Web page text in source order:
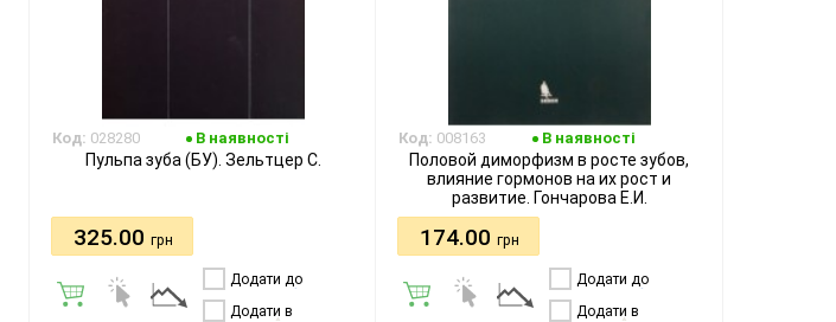
Код: 028280 В наявності
Пульпа зуба (БУ). Зельтцер С.
325.00грн
Додати до
порівняння
Додати в
Код: 008163 В наявності
Половой диморфизм в росте зубов,
влияние гормонов на их рост и
развитие. Гончарова Е.И.
174.00грн
Додати до
порівняння
Додати в